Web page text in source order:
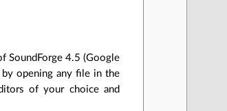
SoundForge 4.5 (Google
opening any file in the
of your choice and